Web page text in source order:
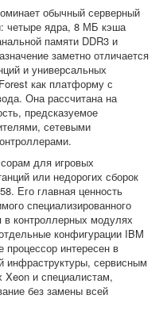
обычный серверный
четыре ядра, 8 МБ кэша
памяти DDR3 и
заметно отличается
и универсальных
как платформу с
Она рассчитана на
предсказуемое
сетевыми
для игровых
или недорогих сборок
Его главная ценность
специализированного
контроллерных модулях
конфигурации IBM
интересен в
инфраструктуры, сервисным
Xeon и специалистам,
без замены всей